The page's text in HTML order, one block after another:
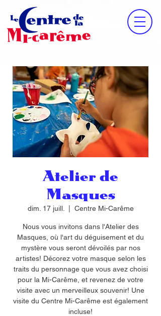
Atelier de
Masques
dim. 17 juill. Centre Mi-Carême
Nous vous invitons dans l'Atelier des
Masques, où l'art du déguisement et du
mystère vous seront dévoilés par nos
artistes! Décorez votre masque selon les
traits du personnage que vous avez choisi
pour la Mi-Carême, et revenez de votre
visite avec un merveilleux souvenir! Une
visite du Centre Mi-Carême est également
incluse!